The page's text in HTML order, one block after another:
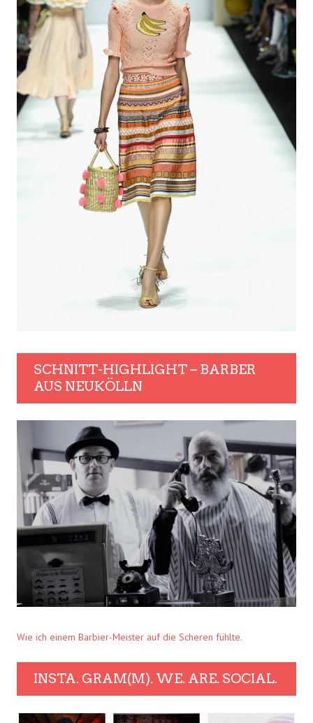
SCHNITT-HIGHLIGHT – BARBER
AUS NEUKÖLLN
Wie ich einem Barbier-Meister auf die Scheren fühlte.
INSTA. GRAM(M). WE. ARE. SOCIAL.